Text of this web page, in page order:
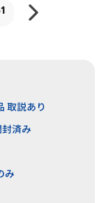
取説あり
済み
み